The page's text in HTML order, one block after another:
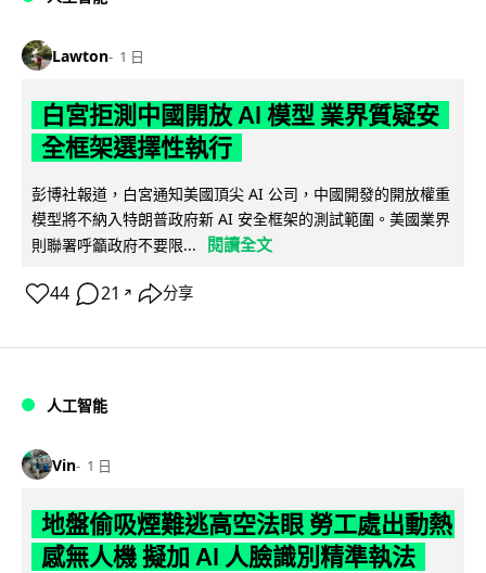
Lawton 1 日
白宮拒測中國開放 AI 模型 業界質疑安
全框架選擇性執行
彭博社報道，白宮通知美國頂尖 AI 公司，中國開發的開放權重
模型將不納入特朗普政府新 AI 安全框架的測試範圍。美國業界
則聯署呼籲政府不要限...
閱讀全文
44 21 ↗ 分享
人工智能
Vin 1 日
地盤偷吸煙難逃高空法眼 勞工處出動熱
感無人機 擬加 AI 人臉識別精準執法